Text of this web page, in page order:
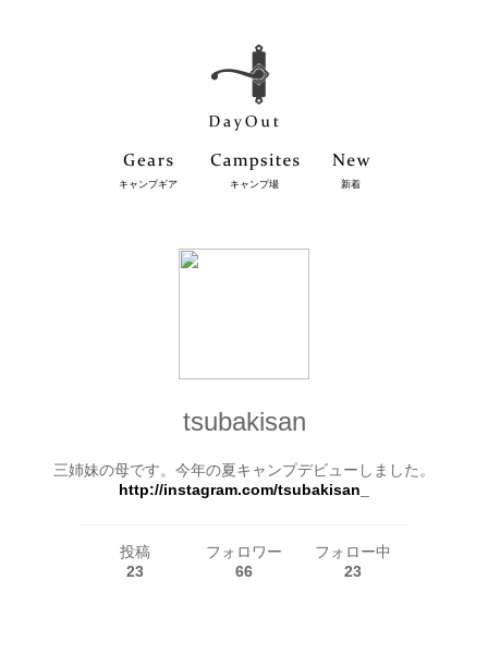
キャンプギア キャンプ場 新着
tsubakisan
三姉妹の母です。今年の夏キャンプデビューしました。
http://instagram.com/tsubakisan_
投稿
23
フォロワー
66
フォロー中
23